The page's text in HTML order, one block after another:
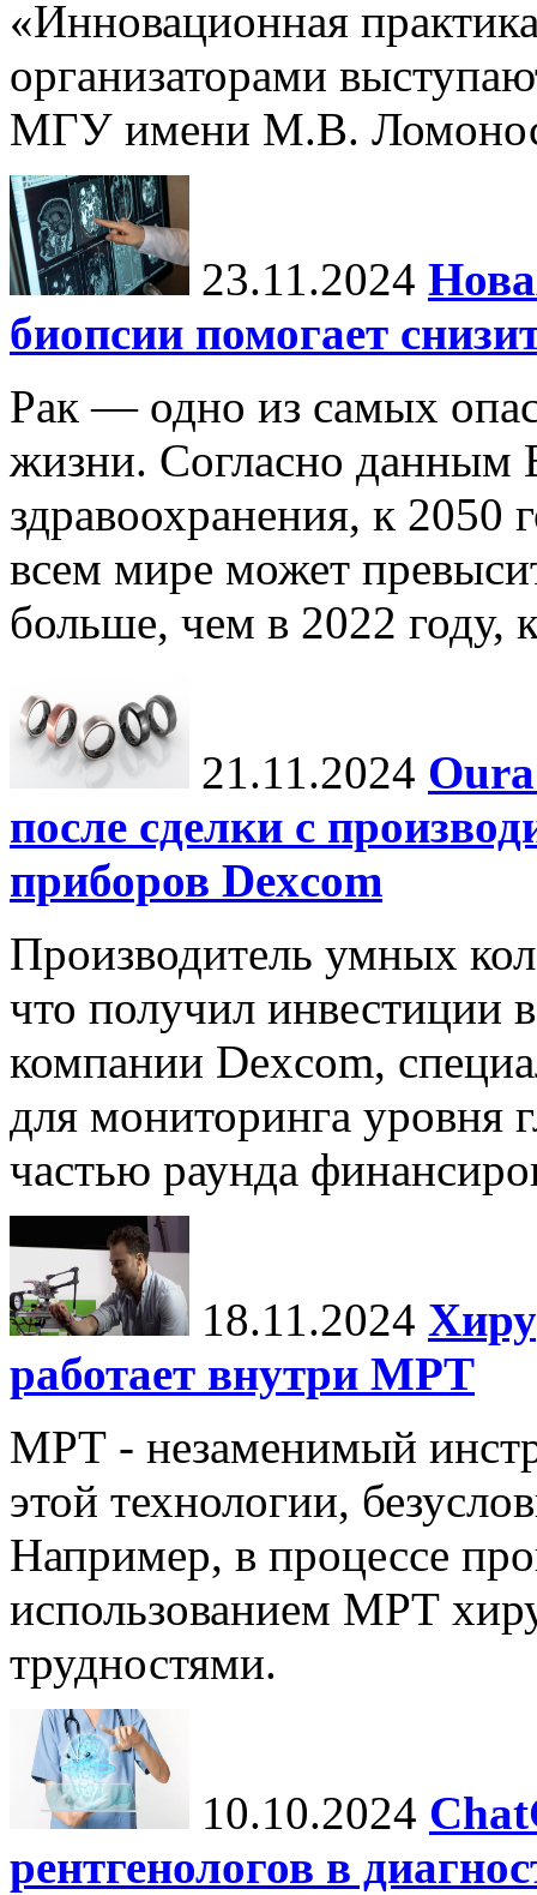
«Инновационная
организаторами
МГУ имени М.В.
23.11.2024
биопсии помогает
Рак — одно из самых
жизни. Согласно данным
здравоохранения, к 2050
всем мире может
больше, чем в 2022 году,
21.11.2024
после сделки с
приборов Dexcom
Производитель умных
что получил инвестиции
компании Dexcom,
для мониторинга уровня
частью раунда
18.11.2024
работает внутри МРТ
МРТ - незаменимый
этой технологии,
Например, в процессе
использованием МРТ
трудностями.
10.10.2024
рентгенологов в